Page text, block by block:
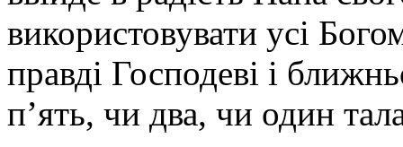
використовувати усі
правді Господеві і
п’ять, чи два, чи один